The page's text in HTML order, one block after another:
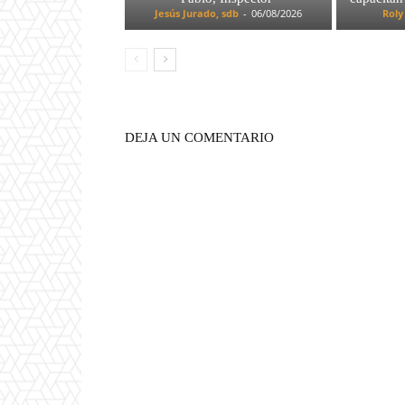
Jesús Jurado, sdb - 06/08/2026
DEJA UN COMENTARIO